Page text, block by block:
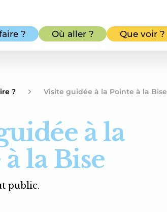
? Où aller ? Que voir ?
? Visite guidée à la Pointe à la Bise
à la
la Bise
public.